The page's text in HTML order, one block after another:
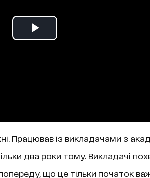
Працював із викладачами з
два роки тому. Викладачі
що це тільки початок